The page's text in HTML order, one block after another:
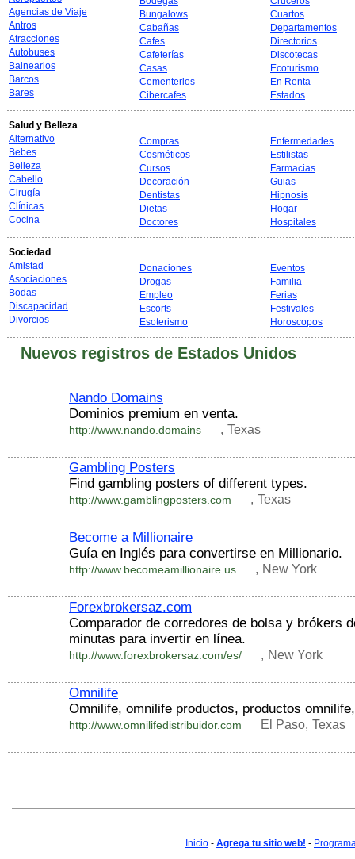
Agencias de Viaje
Antros
Atracciones
Autobuses
Balnearios
Barcos
Bares
Bungalows
Cabañas
Cafes
Cafeterías
Casas
Cementerios
Cibercafes
Cuartos
Departamentos
Directorios
Discotecas
Ecoturismo
En Renta
Estados
Salud y Belleza
Alternativo
Bebes
Belleza
Cabello
Cirugía
Clínicas
Cocina
Compras
Cosméticos
Cursos
Decoración
Dentistas
Dietas
Doctores
Enfermedades
Estilistas
Farmacias
Guias
Hipnosis
Hogar
Hospitales
Sociedad
Amistad
Asociaciones
Bodas
Discapacidad
Divorcios
Donaciones
Drogas
Empleo
Escorts
Esoterismo
Eventos
Familia
Ferias
Festivales
Horoscopos
Nuevos registros de Estados Unidos
Nando Domains
Dominios premium en venta.
http://www.nando.domains , Texas
Gambling Posters
Find gambling posters of different types.
http://www.gamblingposters.com , Texas
Become a Millionaire
Guía en Inglés para convertirse en Millionario.
http://www.becomeamillionaire.us , New York
Forexbrokersaz.com
Comparador de corredores de bolsa y brókers
minutas para invertir en línea.
http://www.forexbrokersaz.com/es/ , New York
Omnilife
Omnilife, omnilife productos, productos
http://www.omnilifedistribuidor.com El Paso, Texas
Inicio - Agrega tu sitio web! -